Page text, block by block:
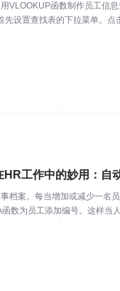
VLOOKUP函数制作员工信
设置查找表的下拉菜单。
HR工作中的妙用：自
档案。每当增加或减少一名
数为员工添加编号。这样当